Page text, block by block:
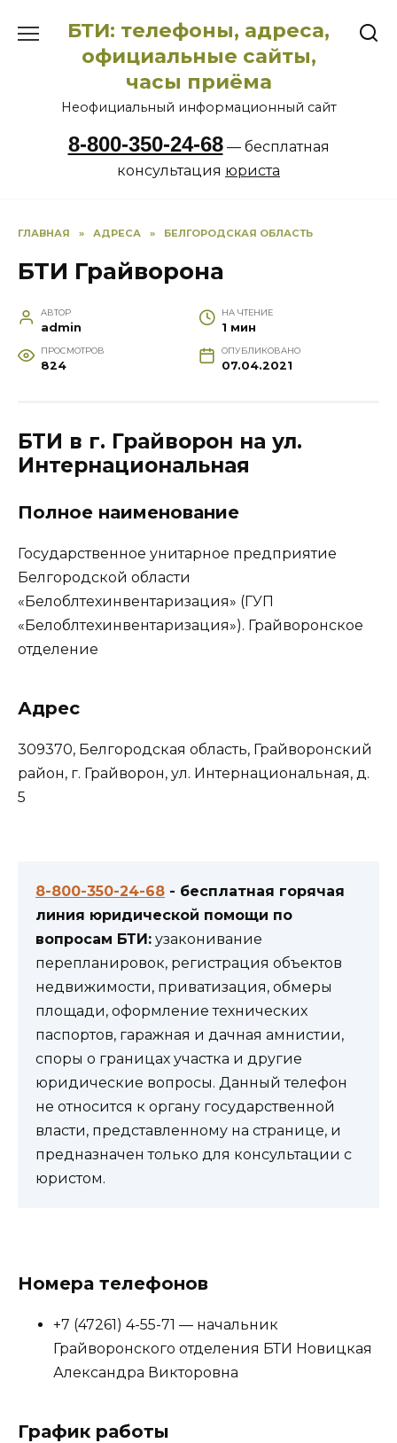
содержанию
БТИ: телефоны, адреса,
официальные сайты,
часы приёма
Неофициальный информационный сайт
8-800-350-24-68— бесплатная
консультация юриста
ГЛАВНАЯ » АДРЕСА » БЕЛГОРОДСКАЯ ОБЛАСТЬ
БТИ Грайворона
АВТОР
admin
НА ЧТЕНИЕ
1 мин
ПРОСМОТРОВ
824
ОПУБЛИКОВАНО
07.04.2021
БТИ в г. Грайворон на ул.
Интернациональная
Полное наименование
Государственное унитарное предприятие
Белгородской области
«Белоблтехинвентаризация» (ГУП
«Белоблтехинвентаризация»). Грайворонское
отделение
Адрес
309370, Белгородская область, Грайворонский
район, г. Грайворон, ул. Интернациональная, д.
5
8-800-350-24-68 - бесплатная горячая
линия юридической помощи по
вопросам БТИ: узаконивание
перепланировок, регистрация объектов
недвижимости, приватизация, обмеры
площади, оформление технических
паспортов, гаражная и дачная амнистии,
споры о границах участка и другие
юридические вопросы. Данный телефон
не относится к органу государственной
власти, представленному на странице, и
предназначен только для консультации с
юристом.
Номера телефонов
+7 (47261) 4-55-71 — начальник
Грайворонского отделения БТИ Новицкая
Александра Викторовна
График работы